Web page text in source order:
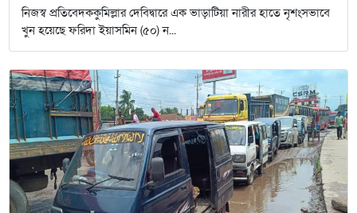
নিজস্ব প্রতিবেদককুমিল্লার দেবিদ্বারে এক ভাড়াটিয়া নারীর হাতে নৃশংসভাবে
খুন হয়েছে ফরিদা ইয়াসমিন (৫০) ন...